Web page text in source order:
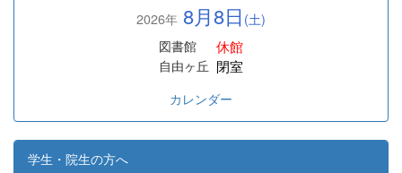
2026年 8月8日 (土)
図書館
休館
自由ヶ丘 閉室
カレンダー
学生・院生の方へ